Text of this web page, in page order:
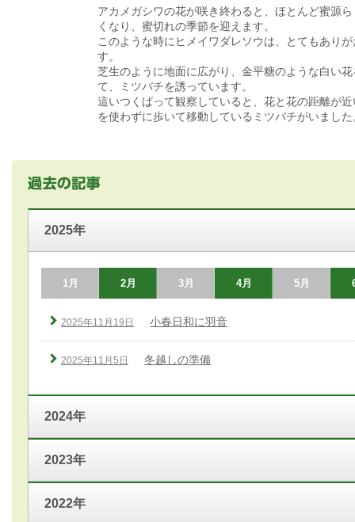
アカメガシワの花が咲き終わると、ほとんど蜜源
くなり、蜜切れの季節を迎えます。
このような時にヒメイワダレソウは、とてもあり
す。
芝生のように地面に広がり、金平糖のような白い
て、ミツバチを誘っています。
這いつくばって観察していると、花と花の距離が
を使わずに歩いて移動しているミツバチがいました
2025年
1月 2月 3月 4月 5月
2025年11月19日 小春日和に羽音
2025年11月5日 冬越しの準備
2024年
2023年
2022年